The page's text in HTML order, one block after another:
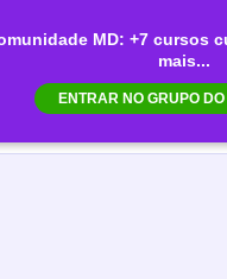
MD: +7 cursos
mais...
ENTRAR NO GRUPO